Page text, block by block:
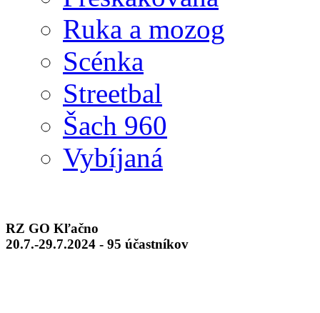
Ruka a mozog
Scénka
Streetbal
Šach 960
Vybíjaná
RZ GO Kľačno
20.7.-29.7.2024 - 95 účastníkov